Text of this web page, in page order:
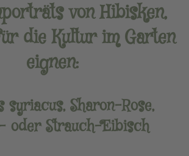
von Hibisken,
die Kultur im Garten
eignen:
syriacus, Sharon-Rose,
oder Strauch-Eibisch